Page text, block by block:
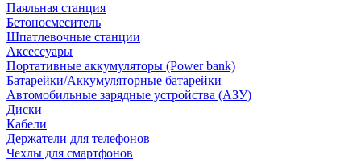
Паяльная станция
Бетоносмеситель
Шпатлевочные станции
Аксессуары
Портативные аккумуляторы (Power bank)
Батарейки/Аккумуляторные батарейки
Автомобильные зарядные устройства (АЗУ)
Диски
Кабели
Держатели для телефонов
Чехлы для смартфонов